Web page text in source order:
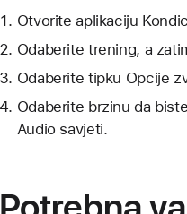
Otvorite aplikaciju
Odaberite trening, a
Odaberite tipku Opcije
Odaberite brzinu da
Audio savjeti.